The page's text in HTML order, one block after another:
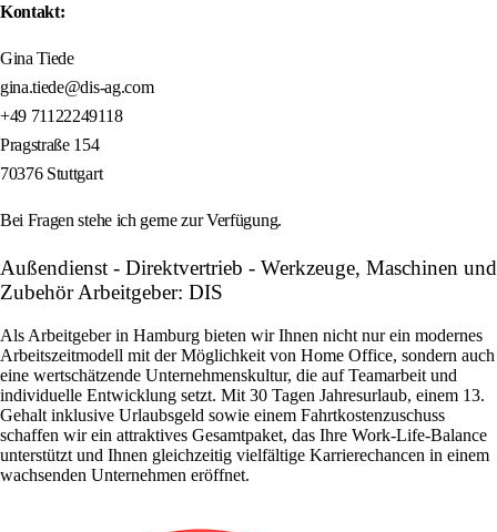
Kontakt:
Gina Tiede
gina.tiede@dis-ag.com
+49 71122249118
Pragstraße 154
70376 Stuttgart
Bei Fragen stehe ich gerne zur Verfügung.
Außendienst - Direktvertrieb - Werkzeuge, Maschinen und
Zubehör Arbeitgeber: DIS
Als Arbeitgeber in Hamburg bieten wir Ihnen nicht nur ein modernes
Arbeitszeitmodell mit der Möglichkeit von Home Office, sondern auch
eine wertschätzende Unternehmenskultur, die auf Teamarbeit und
individuelle Entwicklung setzt. Mit 30 Tagen Jahresurlaub, einem 13.
Gehalt inklusive Urlaubsgeld sowie einem Fahrtkostenzuschuss
schaffen wir ein attraktives Gesamtpaket, das Ihre Work-Life-Balance
unterstützt und Ihnen gleichzeitig vielfältige Karrierechancen in einem
wachsenden Unternehmen eröffnet.